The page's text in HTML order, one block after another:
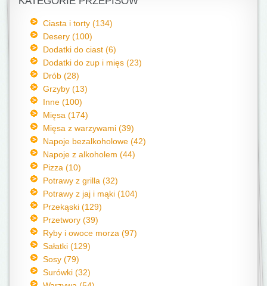
Ciasta i torty (134)
Desery (100)
Dodatki do ciast (6)
Dodatki do zup i mięs (23)
Drób (28)
Grzyby (13)
Inne (100)
Mięsa (174)
Mięsa z warzywami (39)
Napoje bezalkoholowe (42)
Napoje z alkoholem (44)
Pizza (10)
Potrawy z grilla (32)
Potrawy z jaj i mąki (104)
Przekąski (129)
Przetwory (39)
Ryby i owoce morza (97)
Sałatki (129)
Sosy (79)
Surówki (32)